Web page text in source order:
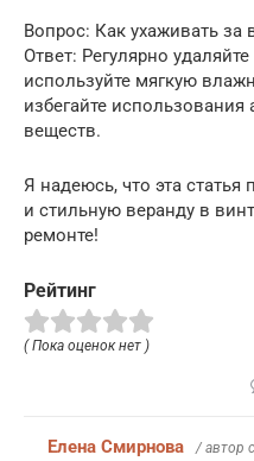
Вопрос: Как ухаживать
Ответ: Регулярно
используйте мягкую
избегайте
веществ.
Я надеюсь, что эта
и стильную веранду в
ремонте!
Рейтинг
( Пока оценок нет )
Елена Смирнова / автор